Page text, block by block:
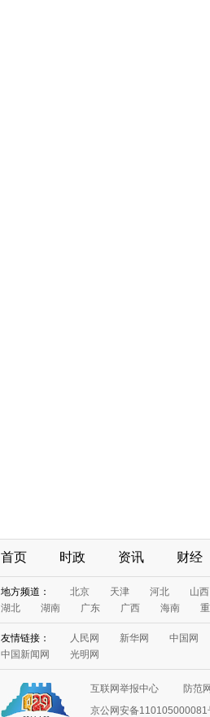
首页 时政 资讯 财经
地方频道： 北京 天津 河北
山西
湖北
湖南 广东 广西 海南
友情链接： 人民网 新华网
中国网
中国新闻网
光明网
互联网举报中心
防范
京公网安备110105000081